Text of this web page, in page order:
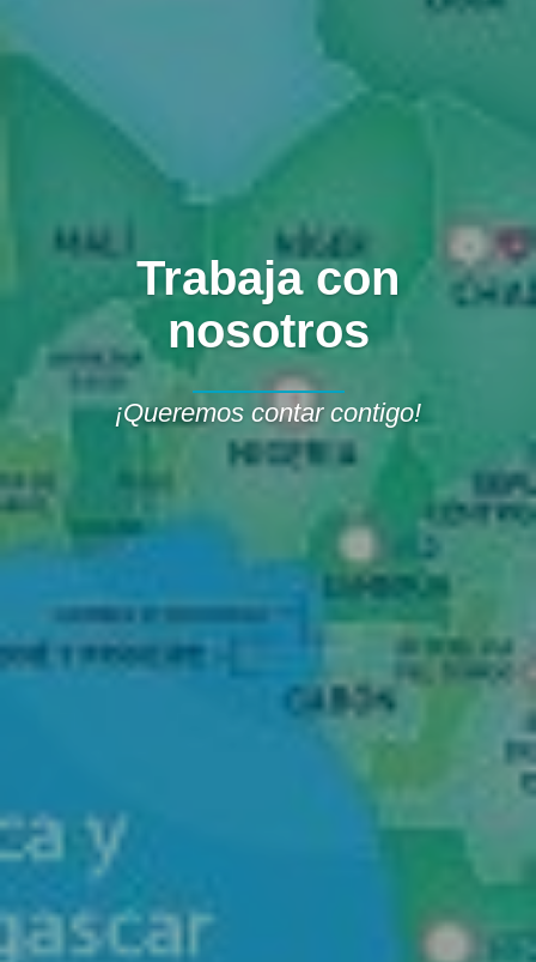
Trabaja con
nosotros
¡Queremos contar contigo!